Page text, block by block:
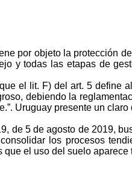
por objeto la protección
y todas las etapas de
el
lit. F) del art. 5 define
debiendo la
Uruguay presente un
de 5 de agosto de 2019,
los procesos
el uso del suelo aparece